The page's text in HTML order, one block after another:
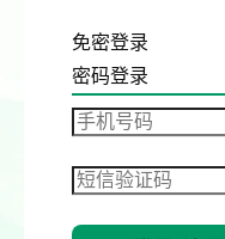
免密登录
密码登录